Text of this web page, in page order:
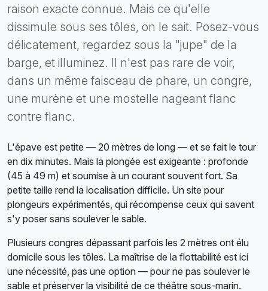
raison exacte connue. Mais ce qu'elle
dissimule sous ses tôles, on le sait. Posez-vous
délicatement, regardez sous la "jupe" de la
barge, et illuminez. Il n'est pas rare de voir,
dans un même faisceau de phare, un congre,
une murène et une mostelle nageant flanc
contre flanc.
L'épave est petite — 20 mètres de long — et se fait le tour
en dix minutes. Mais la plongée est exigeante : profonde
(45 à 49 m) et soumise à un courant souvent fort. Sa
petite taille rend la localisation difficile. Un site pour
plongeurs expérimentés, qui récompense ceux qui savent
s'y poser sans soulever le sable.
Plusieurs congres dépassant parfois les 2 mètres ont élu
domicile sous les tôles. La maîtrise de la flottabilité est ici
une nécessité, pas une option — pour ne pas soulever le
sable et préserver la visibilité de ce théâtre sous-marin.